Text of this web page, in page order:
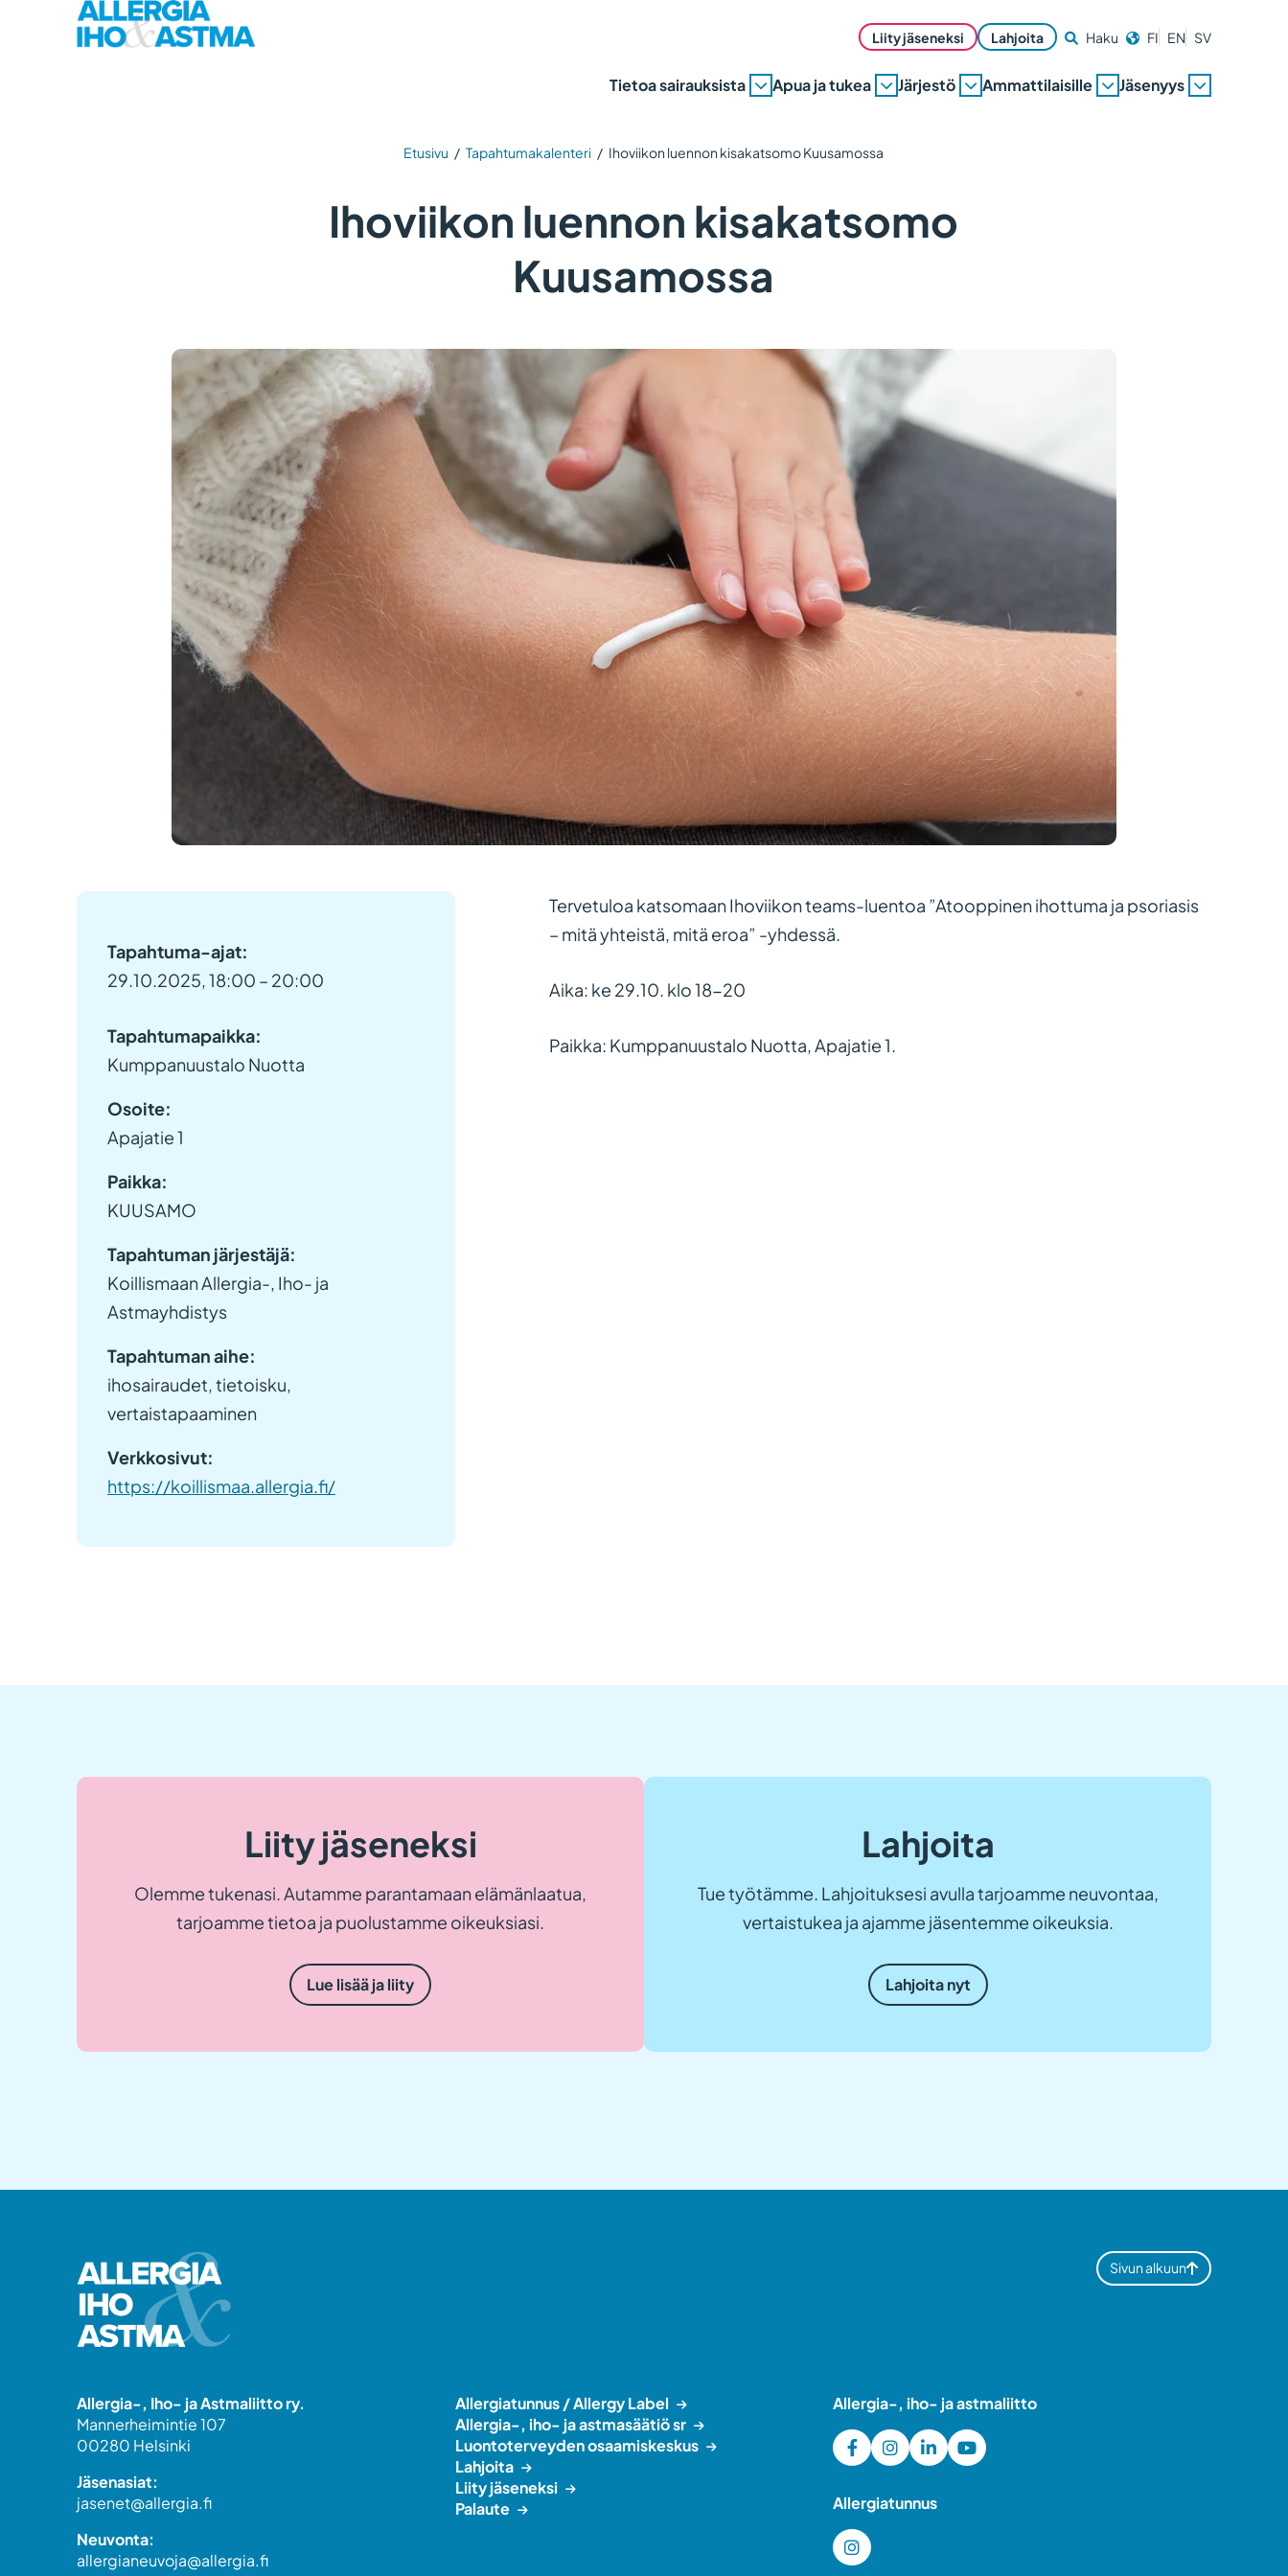
Liity jäseneksi Lahjoita Haku FI EN SV
Tietoa sairauksista Apua ja tukea Järjestö Ammattilaisille Jäsenyys
Etusivu / Tapahtumakalenteri / Ihoviikon luennon kisakatsomo Kuusamossa
Ihoviikon luennon kisakatsomo
Kuusamossa
Tapahtuma-ajat:
29.10.2025, 18:00 – 20:00
Tapahtumapaikka:
Kumppanuustalo Nuotta
Osoite:
Apajatie 1
Paikka:
KUUSAMO
Tapahtuman järjestäjä:
Koillismaan Allergia-, Iho- ja
Astmayhdistys
Tapahtuman aihe:
ihosairaudet, tietoisku,
vertaistapaaminen
Verkkosivut:
https://koillismaa.allergia.fi/
Tervetuloa katsomaan Ihoviikon teams-luentoa ”Atooppinen ihottuma ja psoriasis
– mitä yhteistä, mitä eroa” -yhdessä.
Aika: ke 29.10. klo 18-20
Paikka: Kumppanuustalo Nuotta, Apajatie 1.
Liity jäseneksi
Olemme tukenasi. Autamme parantamaan elämänlaatua,
tarjoamme tietoa ja puolustamme oikeuksiasi.
Lue lisää ja liity
Lahjoita
Tue työtämme. Lahjoituksesi avulla tarjoamme neuvontaa,
vertaistukea ja ajamme jäsentemme oikeuksia.
Lahjoita nyt
Sivun alkuun
Allergia-, Iho- ja Astmaliitto ry.
Mannerheimintie 107
00280 Helsinki
Jäsenasiat:
jasenet@allergia.fi
Neuvonta:
allergianeuvoja@allergia.fi
Allergiatunnus / Allergy Label
Allergia-, iho- ja astmasäätiö sr
Luontoterveyden osaamiskeskus
Lahjoita
Liity jäseneksi
Palaute
Allergia-, iho- ja astmaliitto
Allergiatunnus